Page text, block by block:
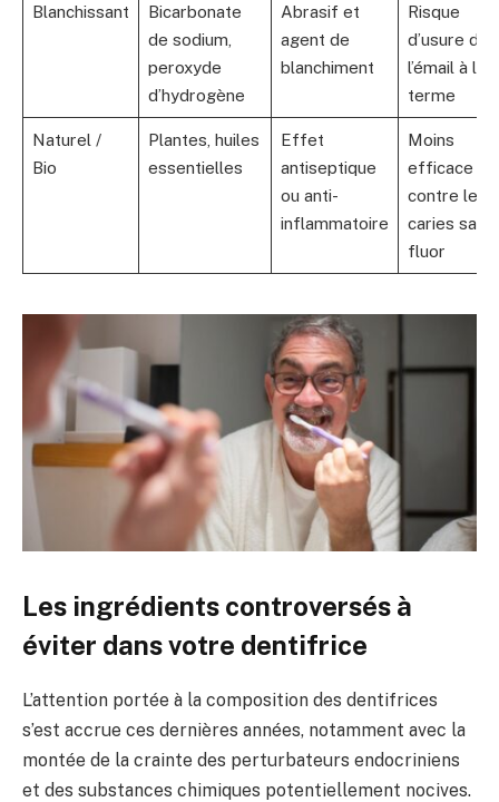
Blanchissant
Bicarbonate
de sodium,
peroxyde
d’hydrogène
Abrasif et
agent de
blanchiment
Risque
d’usure de
l’émail à
terme
Naturel /
Bio
Plantes, huiles
essentielles
Effet
antiseptique
ou anti-
inflammatoire
Moins
efficace
contre les
caries sans
fluor
Les ingrédients controversés à
éviter dans votre dentifrice
L’attention portée à la composition des dentifrices
s’est accrue ces dernières années, notamment avec la
montée de la crainte des perturbateurs endocriniens
et des substances chimiques potentiellement nocives.